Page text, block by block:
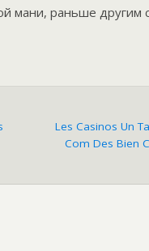
мани, раньше другим
Les Casinos Un
Com Des Bien